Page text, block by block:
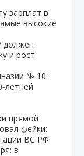
зарплат в
высокие
должен
и рост
№ 10:
прямой
фейки:
ВС РФ
в